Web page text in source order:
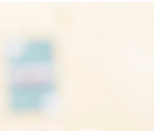
caso de sarampo em
Madrid até 2032